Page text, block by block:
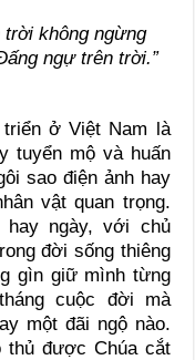
trời không ngừng
ngự trên trời.”
ở Việt Nam là
tuyển mộ và huấn
sao điện ảnh hay
vật quan trọng.
ngày, với chủ
đời sống thiêng
gìn giữ mình từng
cuộc đời mà
một đãi ngộ nào.
thủ được Chúa cắt